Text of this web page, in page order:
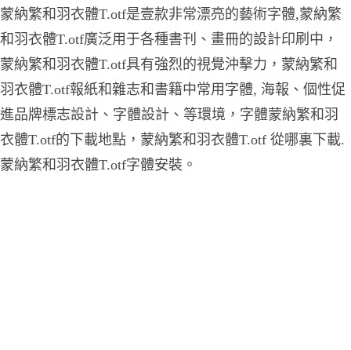
蒙納繁和羽衣體T.otf是壹款非常漂亮的藝術字體,蒙納繁
和羽衣體T.otf廣泛用于各種書刊、畫冊的設計印刷中，
蒙納繁和羽衣體T.otf具有強烈的視覺沖擊力，蒙納繁和
羽衣體T.otf報紙和雜志和書籍中常用字體, 海報、個性促
進品牌標志設計、字體設計、等環境，字體蒙納繁和羽
衣體T.otf的下載地點，蒙納繁和羽衣體T.otf 從哪裏下載.
蒙納繁和羽衣體T.otf字體安裝。